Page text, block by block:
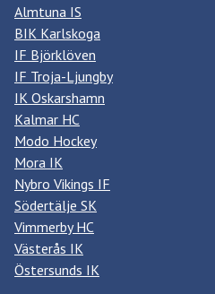
Almtuna IS
BIK Karlskoga
IF Björklöven
IF Troja-Ljungby
IK Oskarshamn
Kalmar HC
Modo Hockey
Mora IK
Nybro Vikings IF
Södertälje SK
Vimmerby HC
Västerås IK
Östersunds IK